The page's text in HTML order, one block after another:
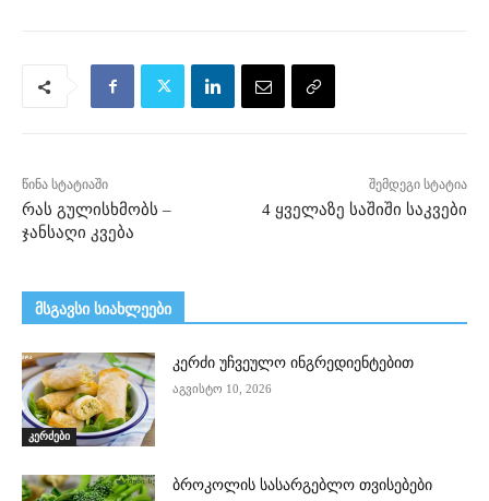
წინა სტატიაში
რას გულისხმობს –
ჯანსაღი კვება
შემდეგი სტატია
4 ყველაზე საშიში საკვები
მსგავსი სიახლეები
კერძები
კერძი უჩვეულო ინგრედიენტებით
აგვისტო 10, 2026
ბროკოლის სასარგებლო თვისებები